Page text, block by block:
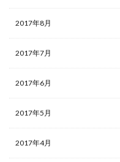
2017年8月
2017年7月
2017年6月
2017年5月
2017年4月